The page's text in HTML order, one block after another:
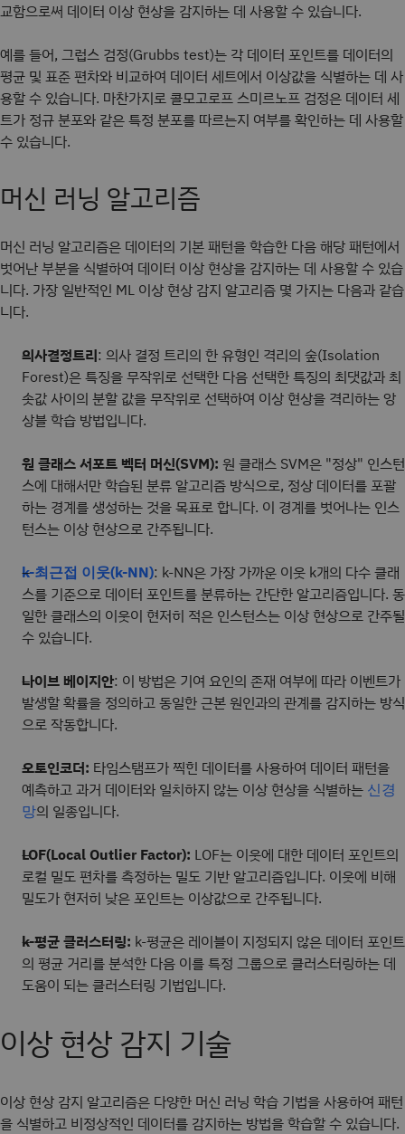
교함으로써 데이터 이상 현상을 감지하는 데 사용할 수 있습니다.
예를 들어, 그럽스 검정(Grubbs test)는 각 데이터 포인트를 데이터의
평균 및 표준 편차와 비교하여 데이터 세트에서 이상값을 식별하는 데 사
용할 수 있습니다. 마찬가지로 콜모고로프 스미르노프 검정은 데이터 세
트가 정규 분포와 같은 특정 분포를 따르는지 여부를 확인하는 데 사용할
수 있습니다.
머신 러닝 알고리즘
머신 러닝 알고리즘은 데이터의 기본 패턴을 학습한 다음 해당 패턴에서
벗어난 부분을 식별하여 데이터 이상 현상을 감지하는 데 사용할 수 있습
니다. 가장 일반적인 ML 이상 현상 감지 알고리즘 몇 가지는 다음과 같습
니다.
의사결정트리: 의사 결정 트리의 한 유형인 격리의 숲(Isolation
Forest)은 특징을 무작위로 선택한 다음 선택한 특징의 최댓값과 최
솟값 사이의 분할 값을 무작위로 선택하여 이상 현상을 격리하는 앙
상블 학습 방법입니다.
원 클래스 서포트 벡터 머신(SVM): 원 클래스 SVM은 "정상" 인스턴
스에 대해서만 학습된 분류 알고리즘 방식으로, 정상 데이터를 포괄
하는 경계를 생성하는 것을 목표로 합니다. 이 경계를 벗어나는 인스
턴스는 이상 현상으로 간주됩니다.
k-최근접 이웃(k-NN): k-NN은 가장 가까운 이웃 k개의 다수 클래
스를 기준으로 데이터 포인트를 분류하는 간단한 알고리즘입니다. 동
일한 클래스의 이웃이 현저히 적은 인스턴스는 이상 현상으로 간주될
수 있습니다.
나이브 베이지안: 이 방법은 기여 요인의 존재 여부에 따라 이벤트가
발생할 확률을 정의하고 동일한 근본 원인과의 관계를 감지하는 방식
으로 작동합니다.
오토인코더: 타임스탬프가 찍힌 데이터를 사용하여 데이터 패턴을
예측하고 과거 데이터와 일치하지 않는 이상 현상을 식별하는 신경
망의 일종입니다.
LOF(Local Outlier Factor): LOF는 이웃에 대한 데이터 포인트의
로컬 밀도 편차를 측정하는 밀도 기반 알고리즘입니다. 이웃에 비해
밀도가 현저히 낮은 포인트는 이상값으로 간주됩니다.
k-평균 클러스터링: k-평균은 레이블이 지정되지 않은 데이터 포인트
의 평균 거리를 분석한 다음 이를 특정 그룹으로 클러스터링하는 데
도움이 되는 클러스터링 기법입니다.
이상 현상 감지 기술
이상 현상 감지 알고리즘은 다양한 머신 러닝 학습 기법을 사용하여 패턴
을 식별하고 비정상적인 데이터를 감지하는 방법을 학습할 수 있습니다.